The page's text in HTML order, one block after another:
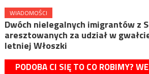
WIADOMOŚCI
Dwóch nielegalnych imigrantów z
aresztowanych za udział w
letniej Włoszki
PODOBA CI SIĘ TO CO ROBIMY?